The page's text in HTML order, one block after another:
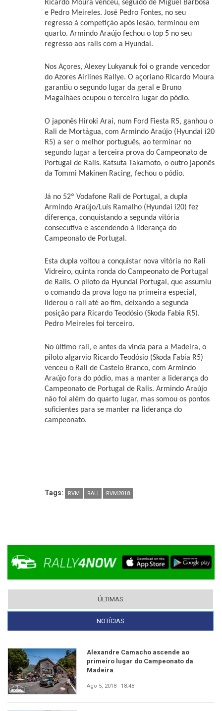
Ricardo Moura venceu, seguido de Miguel Barbosa
e Pedro Meireles. José Pedro Fontes, no seu
regresso à competição após lesão, terminou em
quarto. Armindo Araújo fechou o top 5 no seu
regresso aos ralis com a Hyundai.
Nos Açores, Alexey Lukyanuk foi o grande vencedor
do Azores Airlines Rallye. O açoriano Ricardo Moura
garantiu o segundo lugar da geral e Bruno
Magalhães ocupou o terceiro lugar do pódio.
O japonês Hiroki Arai, num Ford Fiesta R5, ganhou o
Rali de Mortágua, com Armindo Araújo (Hyundai i20
R5) a ser o melhor português, ao terminar no
segundo lugar a terceira prova do Campeonato de
Portugal de Ralis. Katsuta Takamoto, o outro japonês
da Tommi Makinen Racing, fechou o pódio.
Já no 52º Vodafone Rali de Portugal, a dupla
Armindo Araújo/Luís Ramalho (Hyundai i20) fez
diferença, conquistando a segunda vitória
consecutiva e ascendendo à liderança do
Campeonato de Portugal.
Esta dupla voltou a conquistar nova vitória no Rali
Vidreiro, quinta ronda do Campeonato de Portugal
de Ralis. O piloto da Hyundai Portugal, que assumiu
o comando da prova logo na primeira especial,
liderou o rali até ao fim, deixando a segunda
posição para Ricardo Teodósio (Skoda Fabia R5).
Pedro Meireles foi terceiro.
No último rali, e antes da vinda para a Madeira, o
piloto algarvio Ricardo Teodósio (Skoda Fabia R5)
venceu o Rali de Castelo Branco, com Armindo
Araújo fora do pódio, mas a manter a liderança do
Campeonato de Portugal de Ralis. Armindo Araújo
não foi além do quarto lugar, mas somou os pontos
suficientes para se manter na liderança do
campeonato.
Tags: RVM RALI RVM2018
ÚLTIMAS
NOTÍCIAS
Alexandre Camacho ascende ao
primeiro lugar do Campeonato da
Madeira
Ago 5, 2018 - 18:48